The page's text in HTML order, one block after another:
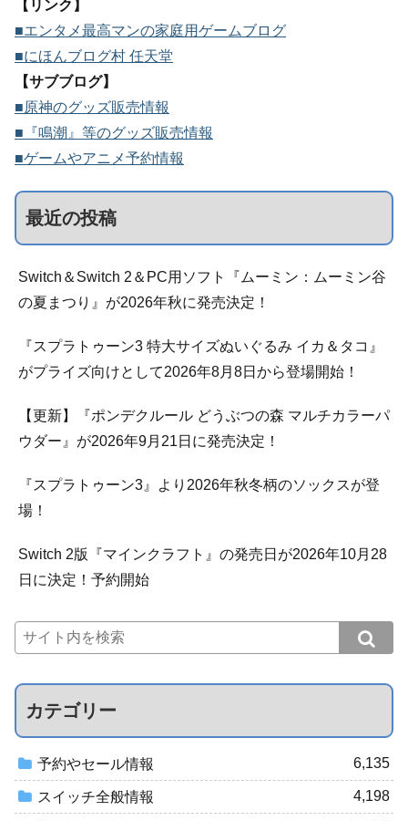
【リンク】
■エンタメ最高マンの家庭用ゲームブログ
■にほんブログ村 任天堂
【サブブログ】
■原神のグッズ販売情報
■『鳴潮』等のグッズ販売情報
■ゲームやアニメ予約情報
最近の投稿
Switch＆Switch 2＆PC用ソフト『ムーミン：ムーミン谷
の夏まつり』が2026年秋に発売決定！
『スプラトゥーン3 特大サイズぬいぐるみ イカ＆タコ』
がプライズ向けとして2026年8月8日から登場開始！
【更新】『ポンデクルール どうぶつの森 マルチカラーパ
ウダー』が2026年9月21日に発売決定！
『スプラトゥーン3』より2026年秋冬柄のソックスが登
場！
Switch 2版『マインクラフト』の発売日が2026年10月28
日に決定！予約開始
カテゴリー
予約やセール情報 6,135
スイッチ全般情報 4,198